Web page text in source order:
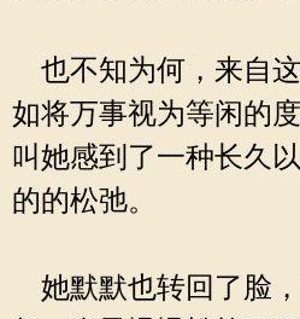
也不知为何，来自
如将万事视为等闲的
叫她感到了一种长久
的的松弛。
她默默也转回了脸